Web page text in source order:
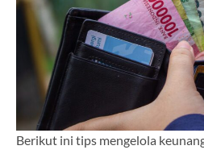
Berikut ini tips mengelola